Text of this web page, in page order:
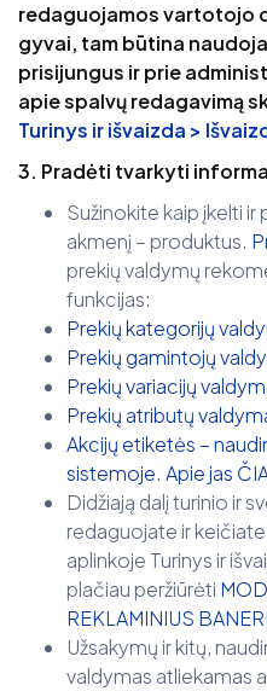
redaguojamos vartotojo
gyvai, tam būtina
prisijungus ir prie
apie spalvų redagavimą
Turinys ir išvaizda >
3. Pradėti tvarkyti
Sužinokite kaip įkelti
akmenį – produktus.
prekių valdymų
funkcijas:
Prekių kategorijų
Prekių gamintojų
Prekių variacijų
Prekių atributų
Akcijų etiketės –
sistemoje. Apie jas
Didžiają dalį turinio ir
redaguojate ir
aplinkoje Turinys ir
plačiau peržiūrėti
REKLAMINIUS
Užsakymų ir kitų,
valdymas atliekamas